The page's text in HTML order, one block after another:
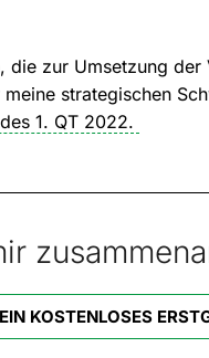
die zur Umsetzung
strategischen
1. QT 2022.
KOSTENLOSES